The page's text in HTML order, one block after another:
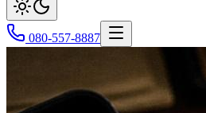
080-557-8887